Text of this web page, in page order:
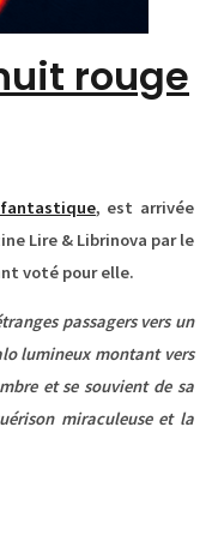
rouge
fantastique, est arrivée
Lire & Librinova par le
voté pour elle.
passagers vers un
lumineux montant vers
et se souvient de sa
miraculeuse et la